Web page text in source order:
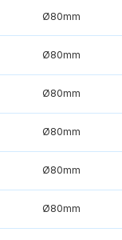
Ø80mm
Ø80mm
Ø80mm
Ø80mm
Ø80mm
Ø80mm